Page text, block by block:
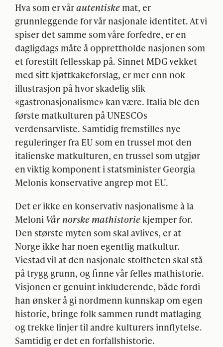
Hva som er vårautentiske mat, er
grunnleggende for vår nasjonale identitet. At vi
spiser det samme som våre forfedre, er en
dagligdags måte å opprettholde nasjonen som
et forestilt fellesskap på. Sinnet MDGvekket
med sitt kjøttkakeforslag, er mer enn nok
illustrasjon på hvor skadelig slik
«gastronasjonalisme» kan være. Italia ble den
første matkulturen på UNESCOs
verdensarvliste. Samtidig fremstilles nye
reguleringer fra EU som en trussel mot den
italienske matkulturen, en trussel som utgjør
en viktig komponent i statsminister Georgia
Melonis konservative angrep mot EU.
Det er ikke en konservativ nasjonalisme à la
Meloni Vår norske mathistorie kjemper for.
Den største myten som skal avlives, er at
Norge ikke har noen egentlig matkultur.
Viestad vil at den nasjonale stoltheten skal stå
på trygg grunn, og finne vår felles mathistorie.
Visjonen er genuint inkluderende, både fordi
han ønsker å gi nordmenn kunnskap om egen
historie, bringe folk sammen rundt matlaging
og trekke linjer til andre kulturers innflytelse.
Samtidig er det en forfallshistorie.